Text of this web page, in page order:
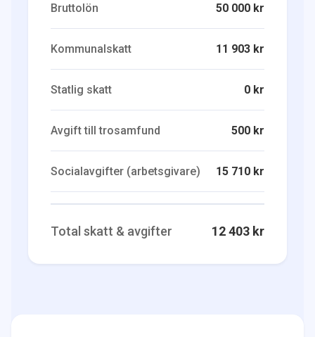
Bruttolön 50 000 kr
Kommunalskatt 11 903 kr
Statlig skatt 0 kr
Avgift till trosamfund 500 kr
Socialavgifter (arbetsgivare) 15 710 kr
Total skatt & avgifter 12 403 kr